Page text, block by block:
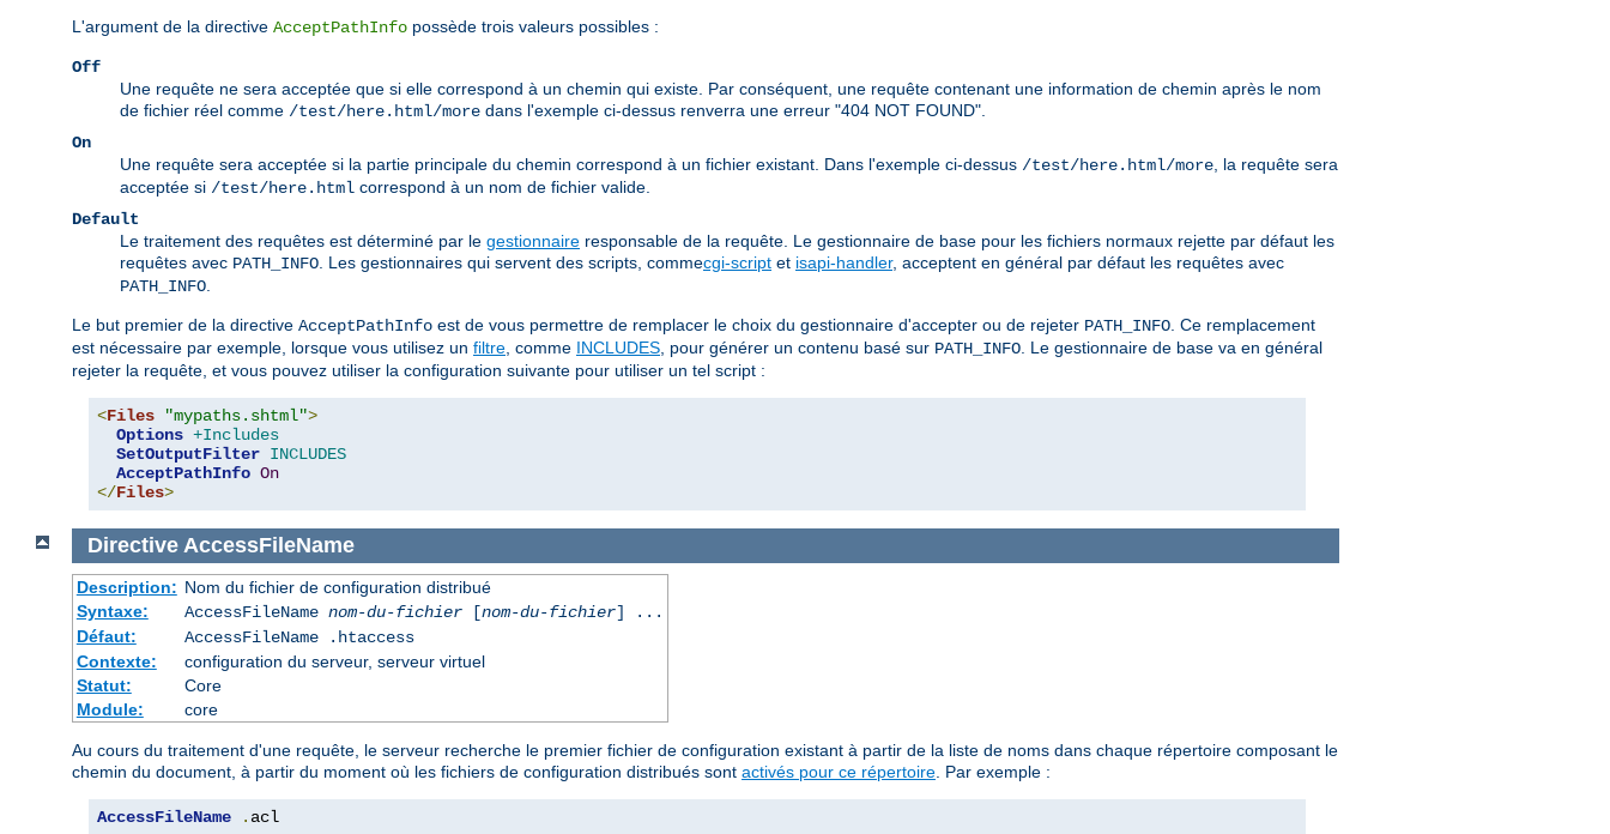
L'argument de la directive AcceptPathInfo possède trois valeurs possibles :
Off
Une requête ne sera acceptée que si elle correspond à un chemin qui existe. Par conséquent, une requête contenant une information de chemin après le nom
de fichier réel comme /test/here.html/more dans l'exemple ci-dessus renverra une erreur "404 NOT FOUND".
On
Une requête sera acceptée si la partie principale du chemin correspond à un fichier existant. Dans l'exemple ci-dessus /test/here.html/more, la requête sera
acceptée si /test/here.html correspond à un nom de fichier valide.
Default
Le traitement des requêtes est déterminé par le gestionnaire responsable de la requête. Le gestionnaire de base pour les fichiers normaux rejette par défaut les
requêtes avec PATH_INFO. Les gestionnaires qui servent des scripts, commecgi-script et isapi-handler, acceptent en général par défaut les requêtes avec
PATH_INFO.
Le but premier de la directive AcceptPathInfo est de vous permettre de remplacer le choix du gestionnaire d'accepter ou de rejeter PATH_INFO. Ce remplacement
est nécessaire par exemple, lorsque vous utilisez un filtre, comme INCLUDES, pour générer un contenu basé sur PATH_INFO. Le gestionnaire de base va en général
rejeter la requête, et vous pouvez utiliser la configuration suivante pour utiliser un tel script :
<Files "mypaths.shtml">
Options +Includes
SetOutputFilter INCLUDES
AcceptPathInfo On
</Files>
Directive AccessFileName
Description: Nom du fichier de configuration distribué
Syntaxe:
AccessFileName nom-du-fichier[nom-du-fichier] ...
Défaut:
AccessFileName .htaccess
Contexte:
configuration du serveur, serveur virtuel
Statut:
Core
Module:
core
Au cours du traitement d'une requête, le serveur recherche le premier fichier de configuration existant à partir de la liste de noms dans chaque répertoire composant le
chemin du document, à partir du moment où les fichiers de configuration distribués sont activés pour ce répertoire . Par exemple :
AccessFileName . acl